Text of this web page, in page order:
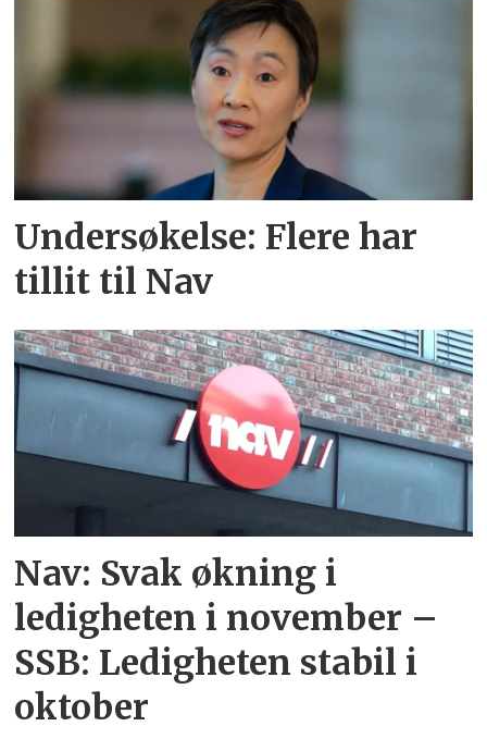
Undersøkelse: Flere har
tillit til Nav
Nav: Svak økning i
ledigheten i november –
SSB: Ledigheten stabil i
oktober